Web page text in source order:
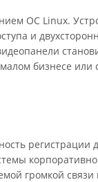
ОС Linux.
и
малом бизнесе
регистрации
громкой